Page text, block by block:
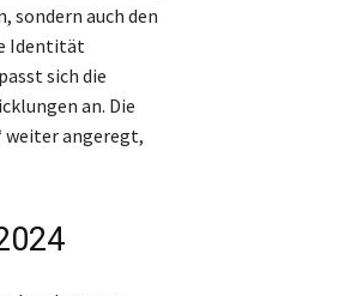
sondern auch den
Identität
sich die
an. Die
weiter angeregt,